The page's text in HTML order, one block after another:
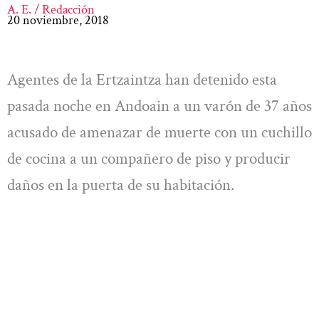
A. E. / Redacción
20 noviembre, 2018
Agentes de la Ertzaintza han detenido esta
pasada noche en Andoain a un varón de 37 años
acusado de amenazar de muerte con un cuchillo
de cocina a un compañero de piso y producir
daños en la puerta de su habitación.